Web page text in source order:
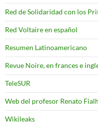
Red de Solidaridad con los
Red Voltaire en español
Resumen Latinoamericano
Revue Noire, en frances e
TeleSUR
Web del profesor Renato
Wikileaks